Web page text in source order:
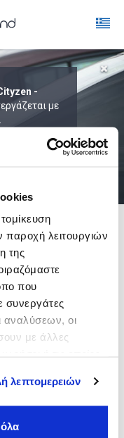
παροχή λειτουργιών
της
που
συνεργάτες
αναλύσεων, οι
με άλλες
λεπτομερειών
-
με
ΣΥΝΕΧΩΣ
σύγκρινετιμή
ΔΙΑΡΚΕΙΑ 1